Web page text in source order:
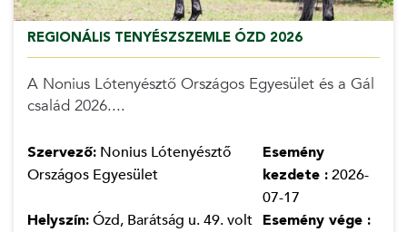
REGIONÁLIS TENYÉSZSZEMLE ÓZD 2026
A Nonius Lótenyésztő Országos Egyesület és a Gál
család 2026....
Szervező:Nonius Lótenyésztő
Országos Egyesület
Esemény
kezdete :2026-
07-17
Helyszín:Ózd, Barátság u. 49. volt Esemény vége :